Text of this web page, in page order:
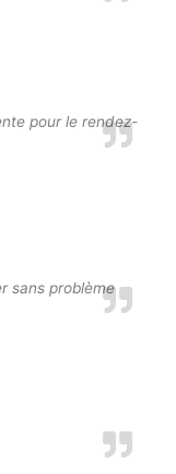
pour le rendez-
sans problème